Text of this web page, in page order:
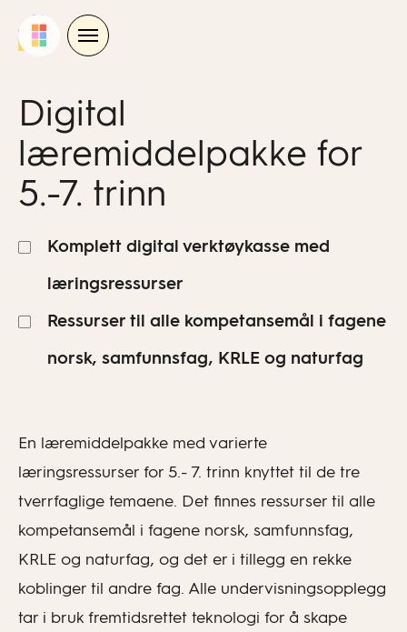
Digital
læremiddelpakke for
5.-7. trinn
Komplett digital verktøykasse med
læringsressurser
Ressurser til alle kompetansemål i fagene
norsk, samfunnsfag, KRLE og naturfag
En læremiddelpakke med varierte
læringsressurser for 5.- 7. trinn knyttet til de tre
tverrfaglige temaene. Det finnes ressurser til alle
kompetansemål i fagene norsk, samfunnsfag,
KRLE og naturfag, og det er i tillegg en rekke
koblinger til andre fag. Alle undervisningsopplegg
tar i bruk fremtidsrettet teknologi for å skape